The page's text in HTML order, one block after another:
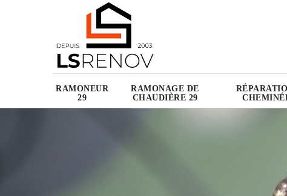
RAMONEUR
29
RAMONAGE DE
CHAUDIÈRE 29